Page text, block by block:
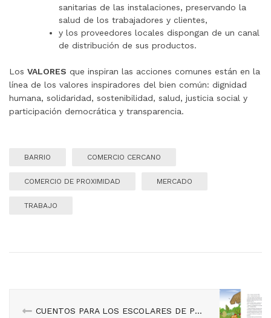
sanitarias de las instalaciones, preservando la
salud de los trabajadores y clientes,
y los proveedores locales dispongan de un canal
de distribución de sus productos.
Los VALORES que inspiran las acciones comunes están en la
línea de los valores inspiradores del bien común: dignidad
humana, solidaridad, sostenibilidad, salud, justicia social y
participación democrática y transparencia.
BARRIO COMERCIO CERCANO
COMERCIO DE PROXIMIDAD MERCADO
TRABAJO
CUENTOS PARA LOS ESCOLARES DE PRIMARIA